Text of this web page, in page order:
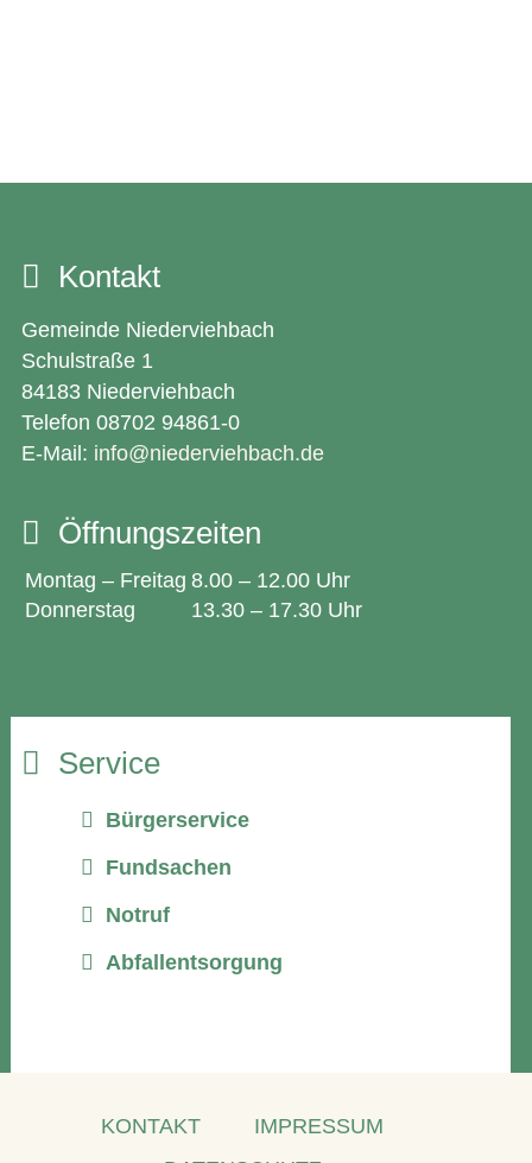
Kontakt
Gemeinde Niederviehbach
Schulstraße 1
84183 Niederviehbach
Telefon 08702 94861-0
E-Mail: info@niederviehbach.de
Öffnungszeiten
Montag – Freitag 8.00 – 12.00 Uhr
Donnerstag
13.30 – 17.30 Uhr
Service
Bürgerservice
Fundsachen
Notruf
Abfallentsorgung
KONTAKT
IMPRESSUM